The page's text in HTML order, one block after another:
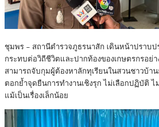
ชุมพร – สถานีตำรวจภูธรนาสัก เดินหน้าปราบ
กระทบต่อวิถีชีวิตและปากท้องของเกษตรกรอย่า
สามารถจับกุมผู้ต้องหาลักทุเรียนในสวนชาวบ้าน
ตอกย้ำจุดยืนการทำงานเชิงรุก ไม่เลือกปฏิบัติ
แม้เป็นเรื่องเล็กน้อย